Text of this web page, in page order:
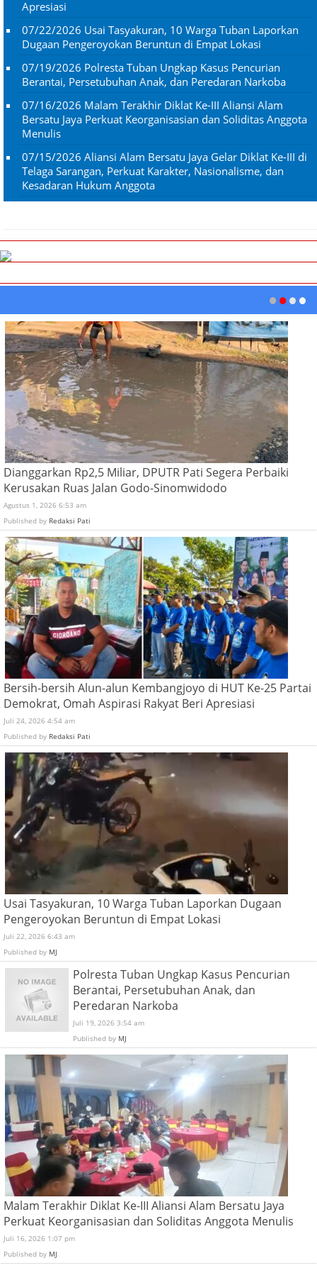
Apresiasi
07/22/2026 Usai Tasyakuran, 10 Warga Tuban Laporkan
Dugaan Pengeroyokan Beruntun di Empat Lokasi
07/19/2026 Polresta Tuban Ungkap Kasus Pencurian
Berantai, Persetubuhan Anak, dan Peredaran Narkoba
07/16/2026 Malam Terakhir Diklat Ke-III Aliansi Alam
Bersatu Jaya Perkuat Keorganisasian dan Soliditas Anggota
Menulis
07/15/2026 Aliansi Alam Bersatu Jaya Gelar Diklat Ke-III di
Telaga Sarangan, Perkuat Karakter, Nasionalisme, dan
Kesadaran Hukum Anggota
Dianggarkan Rp2,5 Miliar, DPUTR Pati Segera Perbaiki
Kerusakan Ruas Jalan Godo-Sinomwidodo
Agustus 1, 2026 6:53 am
Published by Redaksi Pati
Bersih-bersih Alun-alun Kembangjoyo di HUT Ke-25 Partai
Demokrat, Omah Aspirasi Rakyat Beri Apresiasi
Juli 24, 2026 4:54 am
Published by Redaksi Pati
Usai Tasyakuran, 10 Warga Tuban Laporkan Dugaan
Pengeroyokan Beruntun di Empat Lokasi
Juli 22, 2026 6:43 am
Published by MJ
Polresta Tuban Ungkap Kasus Pencurian
Berantai, Persetubuhan Anak, dan
Peredaran Narkoba
Juli 19, 2026 3:54 am
Published by MJ
Malam Terakhir Diklat Ke-III Aliansi Alam Bersatu Jaya
Perkuat Keorganisasian dan Soliditas Anggota Menulis
Juli 16, 2026 1:07 pm
Published by MJ